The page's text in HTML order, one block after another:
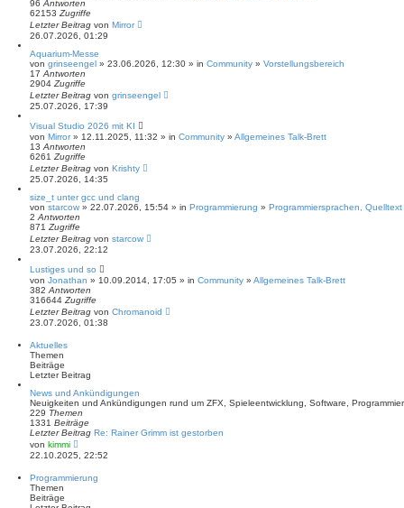
96 Antworten
62153 Zugriffe
Letzter Beitrag von Mirror
26.07.2026, 01:29
Aquarium-Messe
von grinseengel » 23.06.2026, 12:30 » in Community » Vorstellungsbereich
17 Antworten
2904 Zugriffe
Letzter Beitrag von grinseengel
25.07.2026, 17:39
Visual Studio 2026 mit KI
von Mirror» 12.11.2025, 11:32 » in Community » Allgemeines Talk-Brett
13 Antworten
6261 Zugriffe
Letzter Beitrag von Krishty
25.07.2026, 14:35
size_t unter gcc und clang
von starcow » 22.07.2026, 15:54 » in Programmierung » Programmiersprachen,
2 Antworten
871 Zugriffe
Letzter Beitrag von starcow
23.07.2026, 22:12
Lustiges und so
von Jonathan » 10.09.2014, 17:05 » in Community » Allgemeines Talk-Brett
382 Antworten
316644 Zugriffe
Letzter Beitrag von Chromanoid
23.07.2026, 01:38
Aktuelles
Themen
Beiträge
Letzter Beitrag
News und Ankündigungen
Neuigkeiten und Ankündigungen rund um ZFX, Spieleentwicklung, Software,
229 Themen
1331 Beiträge
Letzter Beitrag Re: Rainer Grimm ist gestorben
von kimmi
u
s
22.10.2025, 22:52
Programmierung
Themen
Beiträge